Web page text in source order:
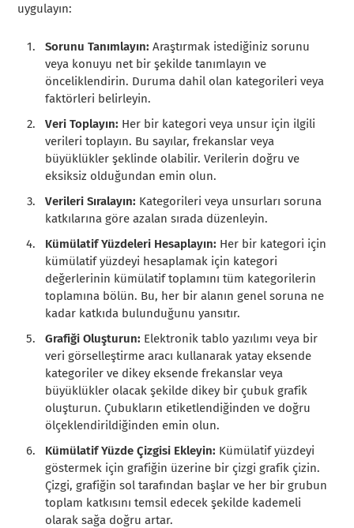
uygulayın:
Sorunu Tanımlayın: Araştırmak istediğiniz sorunu
veya konuyu net bir şekilde tanımlayın ve
önceliklendirin. Duruma dahil olan kategorileri veya
faktörleri belirleyin.
Veri Toplayın: Her bir kategori veya unsur için ilgili
verileri toplayın. Bu sayılar, frekanslar veya
büyüklükler şeklinde olabilir. Verilerin doğru ve
eksiksiz olduğundan emin olun.
Verileri Sıralayın: Kategorileri veya unsurları soruna
katkılarına göre azalan sırada düzenleyin.
Kümülatif Yüzdeleri Hesaplayın: Her bir kategori için
kümülatif yüzdeyi hesaplamak için kategori
değerlerinin kümülatif toplamını tüm kategorilerin
toplamına bölün. Bu, her bir alanın genel soruna ne
kadar katkıda bulunduğunu yansıtır.
Grafiği Oluşturun: Elektronik tablo yazılımı veya bir
veri görselleştirme aracı kullanarak yatay eksende
kategoriler ve dikey eksende frekanslar veya
büyüklükler olacak şekilde dikey bir çubuk grafik
oluşturun. Çubukların etiketlendiğinden ve doğru
ölçeklendirildiğinden emin olun.
Kümülatif Yüzde Çizgisi Ekleyin: Kümülatif yüzdeyi
göstermek için grafiğin üzerine bir çizgi grafik çizin.
Çizgi, grafiğin sol tarafından başlar ve her bir grubun
toplam katkısını temsil edecek şekilde kademeli
olarak sağa doğru artar.